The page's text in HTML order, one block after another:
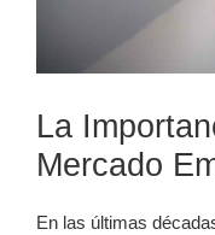
La
Mercado
En las últimas​